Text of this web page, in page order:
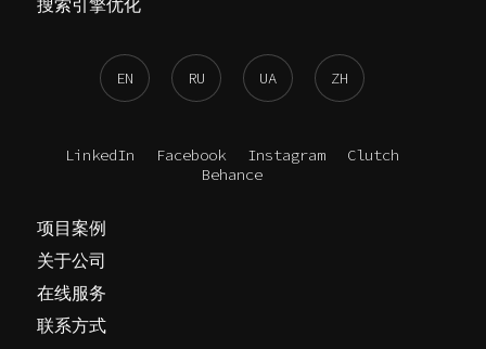
搜索引擎优化
EN RU UA ZH
LinkedIn Facebook Instagram
Clutch
Behance
项目案例
关于公司
在线服务
联系方式